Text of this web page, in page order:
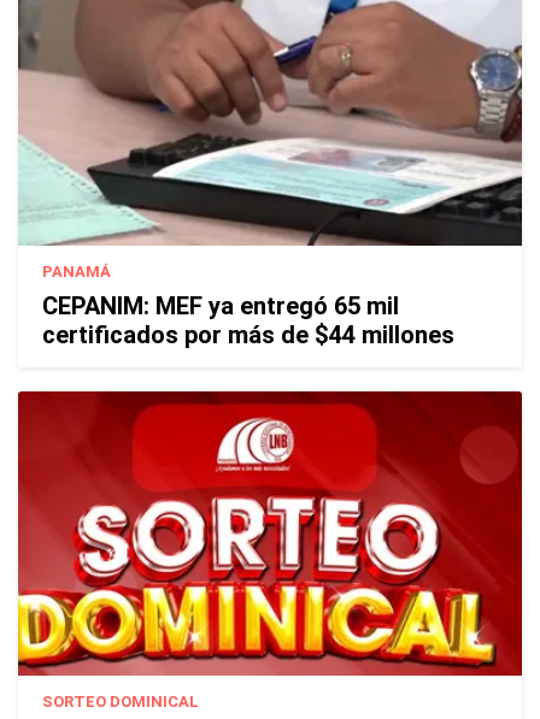
PANAMÁ
CEPANIM: MEF ya entregó 65 mil
certificados por más de $44 millones
SORTEO DOMINICAL